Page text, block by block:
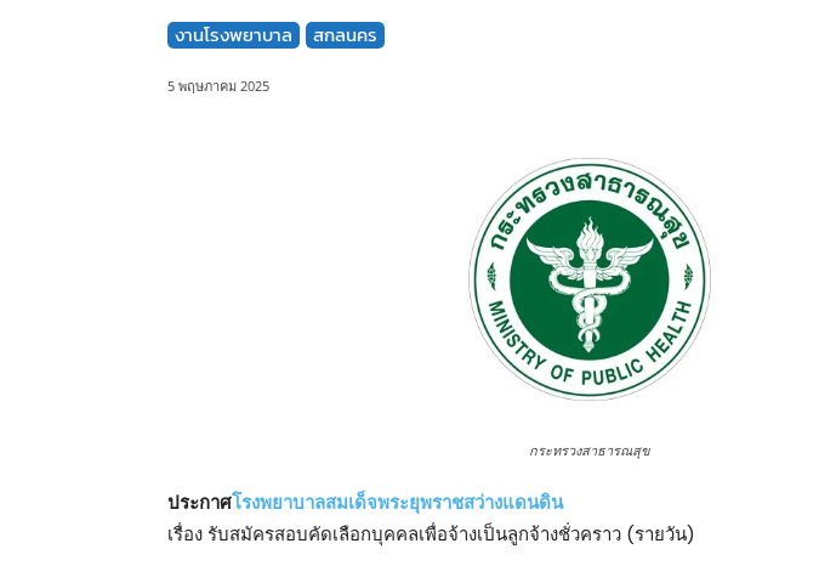
งานโรงพยาบาล สกลนคร
5 พฤษภาคม 2025
กระทรวงสาธารณสุข
ประกาศโรงพยาบาลสมเด็จพระยุพราชสว่างแดนดิน
เรื่อง รับสมัครสอบคัดเลือกบุคคลเพื่อจ้างเป็นลูกจ้างชั่วคราว (รายวัน)